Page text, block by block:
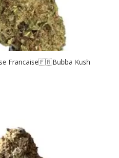
Francaise🇫🇷Bubba Kush